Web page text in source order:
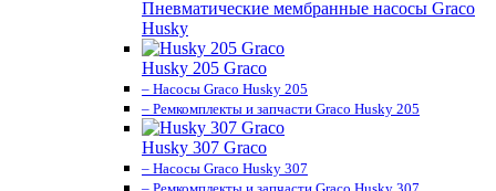
Пневматические мембранные насосы Graco
Husky
Husky 205 Graco
– Насосы Graco Husky 205
– Ремкомплекты и запчасти Graco Husky 205
Husky 307 Graco
– Насосы Graco Husky 307